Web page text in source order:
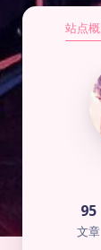
站点
95
文章